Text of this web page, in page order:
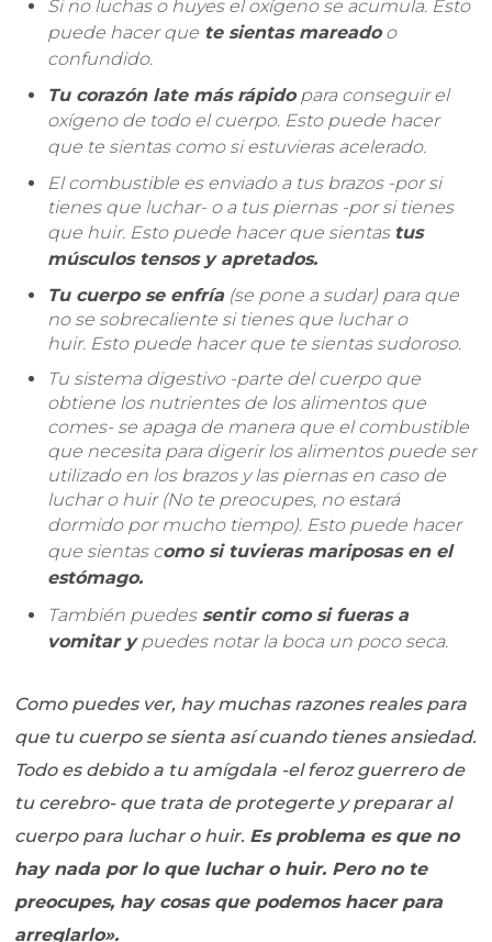
Si no luchas o huyes el oxígeno se acumula. Esto
puede hacer que te sientas mareadoo
confundido.
Tu corazón late más rápidopara conseguir el
oxígeno de todo el cuerpo. Esto puede hacer
que te sientas como si estuvieras acelerado.
El combustible es enviado a tus brazos -por si
tienes que luchar- o a tus piernas -por si tienes
que huir. Esto puede hacer que sientas tus
músculos tensos y apretados.
Tu cuerpo se enfría (se pone a sudar) para que
no se sobrecaliente si tienes que luchar o
huir. Esto puede hacer que te sientas sudoroso.
Tu sistema digestivo -parte del cuerpo que
obtiene los nutrientes de los alimentos que
comes- se apaga de manera que el combustible
que necesita para digerir los alimentos puede ser
utilizado en los brazos y las piernas en caso de
luchar o huir (No te preocupes, no estará
dormido por mucho tiempo). Esto puede hacer
que sientas como si tuvieras mariposas en el
estómago.
También puedessentir como si fueras a
vomitar ypuedes notar la boca un poco seca.
Como puedes ver, hay muchas razones reales para
que tu cuerpo se sienta así cuando tienes ansiedad.
Todo es debido a tu amígdala -el feroz guerrero de
tu cerebro- que trata de protegerte y preparar al
cuerpo para luchar o huir. Es problema es que no
hay nada por lo que luchar o huir. Pero no te
preocupes, hay cosas que podemos hacer para
arreglarlo».